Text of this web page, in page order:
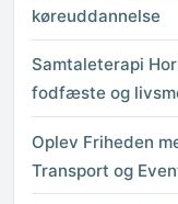
køreuddannelse
Samtaleterapi
fodfæste og
Oplev Friheden
Transport og